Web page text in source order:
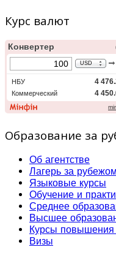
Курс валют
Образование за
Об агентстве
Лагерь за рубежом
Языковые курсы
Обучение и
Среднее
Высшее
Курсы повышения
Визы